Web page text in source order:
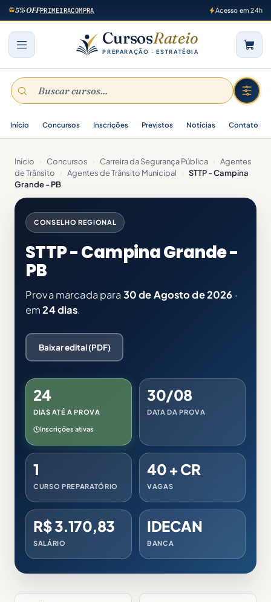
5% OFFPRIMEIRACOMPRA Acesso em 24h
CursosRateio
PREPARAÇÃO · ESTRATÉGIA
Início Concursos Inscrições Previstos Notícias Contato
Início › Concursos › Carreira da Segurança Pública › Agentes
de Trânsito
› Agentes de Trânsito Municipal › STTP - Campina
Grande - PB
CONSELHO REGIONAL
STTP - Campina Grande -
PB
Prova marcada para30 de Agosto de 2026 ·
em24 dias.
Baixar edital (PDF)
24
DIAS ATÉ A PROVA
Inscrições ativas
30/08
DATA DA PROVA
1
CURSO PREPARATÓRIO
40 + CR
VAGAS
R$ 3.170,83
SALÁRIO
IDECAN
BANCA